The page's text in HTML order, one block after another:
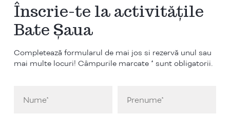
Înscrie-te la activitățile
Bate Șaua
Completează formularul de mai jos si rezervă unul sau
mai multe locuri! Câmpurile marcate * sunt obligatorii.